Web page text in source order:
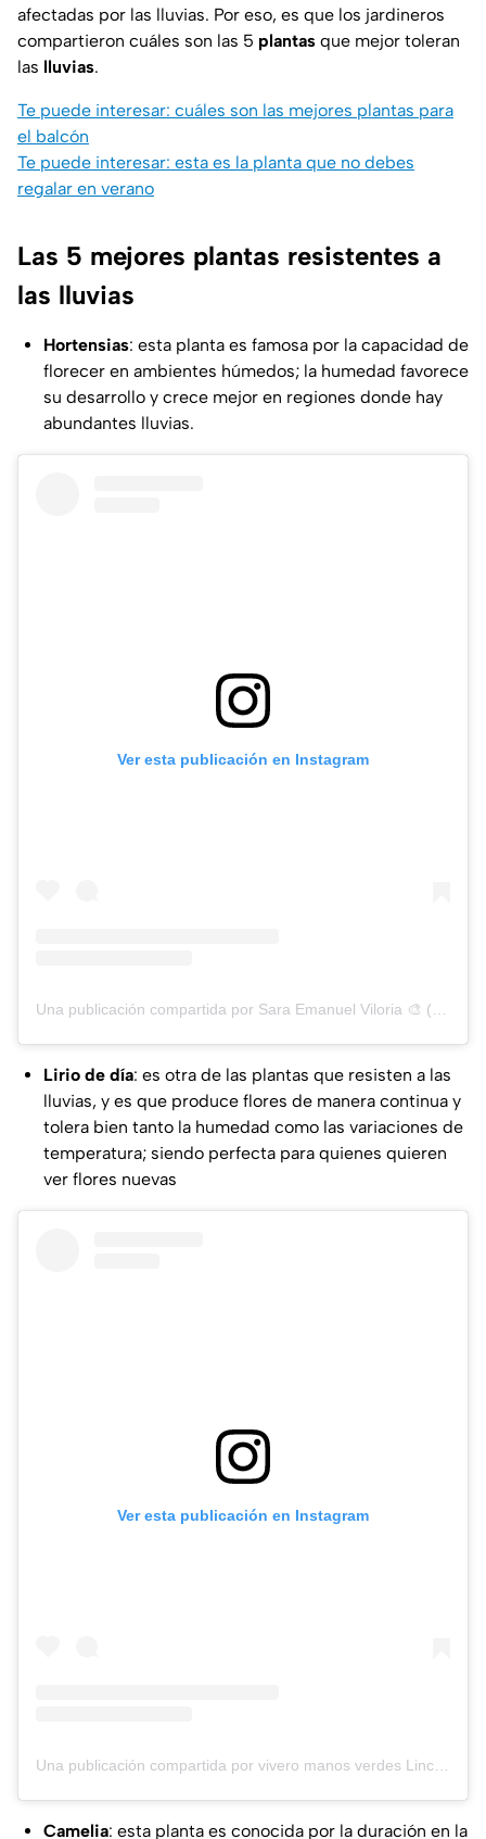
afectadas por las lluvias. Por eso, es que los jardineros
compartieron cuáles son las 5 plantas que mejor toleran
las lluvias.
Te puede interesar: cuáles son las mejores plantas para
el balcón
Te puede interesar: esta es la planta que no debes
regalar en verano
Las 5 mejores plantas resistentes a
las lluvias
Hortensias: esta planta es famosa por la capacidad de
florecer en ambientes húmedos; la humedad favorece
su desarrollo y crece mejor en regiones donde hay
abundantes lluvias.
Ver esta publicación en Instagram
Lirio de día: es otra de las plantas que resisten a las
lluvias, y es que produce flores de manera continua y
tolera bien tanto la humedad como las variaciones de
temperatura; siendo perfecta para quienes quieren
ver flores nuevas
Ver esta publicación en Instagram
Camelia: esta planta es conocida por la duración en la